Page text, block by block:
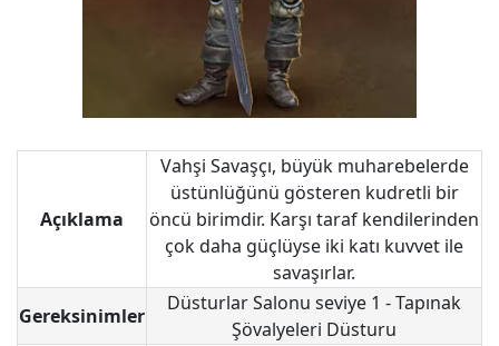
Açıklama
Vahşi Savaşçı, büyük muharebelerde
üstünlüğünü gösteren kudretli bir
öncü birimdir. Karşı taraf kendilerinden
çok daha güçlüyse iki katı kuvvet ile
savaşırlar.
Gereksinimler
Düsturlar Salonu seviye 1 - Tapınak
Şövalyeleri Düsturu